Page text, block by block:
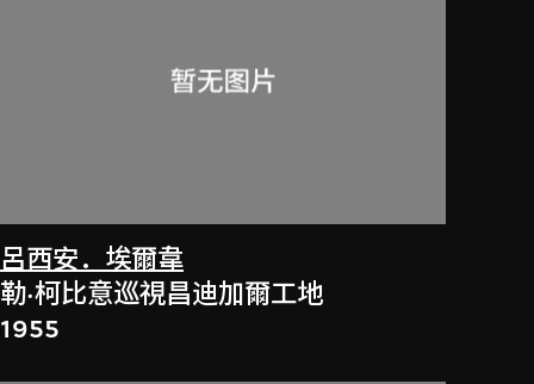
呂西安．埃爾韋
勒·柯比意巡視昌迪加爾工地
1955